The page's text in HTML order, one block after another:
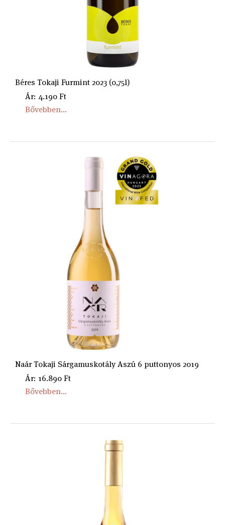
Béres Tokaji Furmint 2023 (0,75l)
Ár: 4.190 Ft
Bővebben...
Naár Tokaji Sárgamuskotály Aszú 6 puttonyos 2019
Ár: 16.890 Ft
Bővebben...